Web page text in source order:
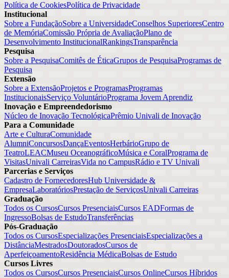
Política de CookiesPolítica de Privacidade
Institucional
Sobre a FundaçãoSobre a UniversidadeConselhos SuperioresCentro
de MemóriaComissão Própria de AvaliaçãoPlano de
Desenvolvimento InstitucionalRankingsTransparência
Pesquisa
Sobre a PesquisaComitês de ÉticaGrupos de PesquisaProgramas de
Pesquisa
Extensão
Sobre a ExtensãoProjetos e ProgramasProgramas
InstitucionaisServiço VoluntárioPrograma Jovem Aprendiz
Inovação e Empreendedorismo
Núcleo de Inovação TecnológicaPrêmio Univali de Inovação
Para a Comunidade
Arte e CulturaComunidade
AlumniConcursosDançaEventosHerbárioGrupo de
TeatroLEACMuseu OceanográficoMúsica e CoralPrograma de
VisitasUnivali CarreirasVida no CampusRádio e TV Univali
Parcerias e Serviços
Cadastro de FornecedoresHub Universidade &
EmpresaLaboratóriosPrestação de ServiçosUnivali Carreiras
Graduação
Todos os CursosCursos PresenciaisCursos EADFormas de
IngressoBolsas de EstudoTransferências
Pós-Graduação
Todos os CursosEspecializações PresenciaisEspecializações a
DistânciaMestradosDoutoradosCursos de
AperfeiçoamentoResidência MédicaBolsas de Estudo
Cursos Livres
Todos os CursosCursos PresenciaisCursos OnlineCursos Híbridos